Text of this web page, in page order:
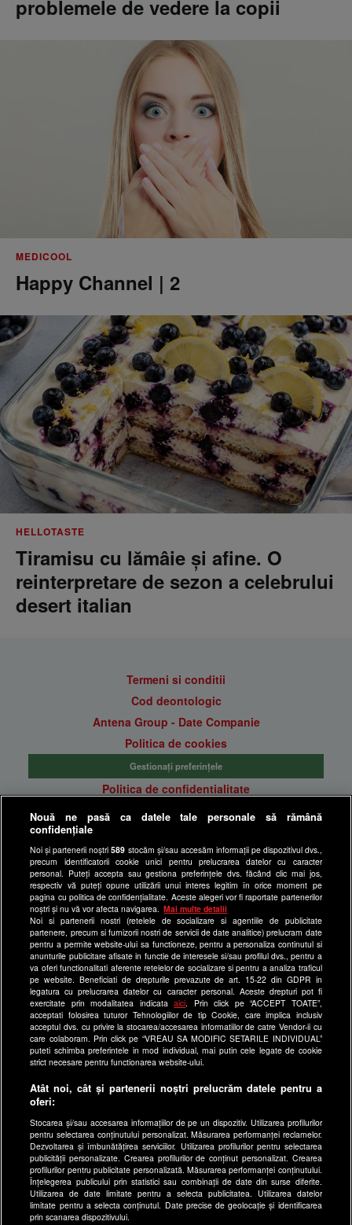
problemele de vedere la copii
MEDICOOL
Happy Channel | 2
HELLOTASTE
Tiramisu cu lămâie și afine. O
reinterpretare de sezon a celebrului
desert italian
Termeni si conditii
Cod deontologic
Antena Group - Date Companie
Politica de cookies
Gestionați preferințele
Politica de confidentialitate
Anunturi gratuite pe Lajumate.ro
Program Happy Channel
Echipa editorială
Site-uri Antena Group
a1.ro
antenastars.ro
as.ro
catine.ro
chefi.ro
deparinti.ro
medicool.ro
spynews.ro
useit.ro
retetefeldefel.ro
zutv.ro
Trends AntenaPLAY
AntenaPLAY
Nouă ne pasă ca datele tale personale să rămână
confidențiale
Noi și partenerii noștri589 stocăm și/sau accesăm informații pe dispozitivul dvs.,
precum identificatorii cookie unici pentru prelucrarea datelor cu caracter
personal. Puteți accepta sau gestiona preferințele dvs. făcând clic mai jos,
respectiv vă puteți opune utilizării unui interes legitim în orice moment pe
pagina cu politica de confidențialitate. Aceste alegeri vor fi raportate partenerilor
noștri și nu vă vor afecta navigarea.
Mai multe detalii
Noi si partenerii nostri (retelele de socializare si agentiile de publicitate
partenere, precum si furnizorii nostri de servicii de date analitice) prelucram date
pentru a permite website-ului sa functioneze, pentru a personaliza continutul si
anunturile publicitare afisate in functie de interesele si/sau profilul dvs., pentru a
va oferi functionalitati aferente retelelor de socializare si pentru a analiza traficul
pe website. Beneficiati de drepturile prevazute de art. 15-22 din GDPR in
legatura cu prelucrarea datelor cu caracter personal. Aceste drepturi pot fi
exercitate prin modalitatea indicataaici . Prin click pe “ACCEPT TOATE”,
acceptati folosirea tuturor Tehnologiilor de tip Cookie, care implica inclusiv
acceptul dvs. cu privire la stocarea/accesarea informatiilor de catre Vendor-ii cu
care colaboram. Prin click pe “VREAU SA MODIFIC SETARILE INDIVIDUAL”
puteti schimba preferintele in mod individual, mai putin cele legate de cookie
strict necesare pentru functionarea website-ului.
Atât noi, cât și partenerii noștri prelucrăm datele pentru a
oferi:
Stocarea și/sau accesarea informațiilor de pe un dispozitiv. Utilizarea profilurilor
pentru selectarea conținutului personalizat. Măsurarea performanței reclamelor.
Dezvoltarea și îmbunătățirea serviciilor. Utilizarea profilurilor pentru selectarea
publicității personalizate. Crearea profilurilor de conținut personalizat. Crearea
profilurilor pentru publicitate personalizată. Măsurarea performanței conținutului.
Înțelegerea publicului prin statistici sau combinații de date din surse diferite.
Utilizarea de date limitate pentru a selecta publicitatea. Utilizarea datelor
limitate pentru a selecta conținutul. Date precise de geolocație și identificarea
prin scanarea dispozitivului.